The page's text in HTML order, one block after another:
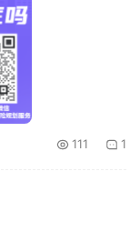
111 1